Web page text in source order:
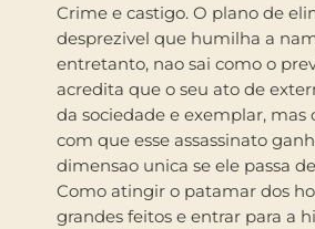
Crime e castigo. O plano de
desprezivel que humilha a
entretanto, nao sai como o
acredita que o seu ato de
da sociedade e exemplar, mas
com que esse assassinato
dimensao unica se ele passa
Como atingir o patamar dos
grandes feitos e entrar para a